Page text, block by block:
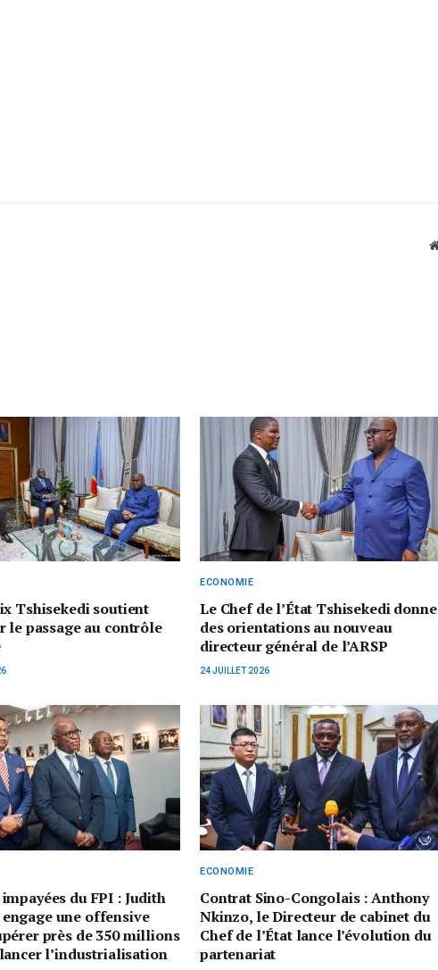
Tshisekedi soutient
le passage au contrôle
ECONOMIE
‎Le Chef de l’État Tshisekedi donne
des orientations au nouveau
directeur général de l’ARSP
24 JUILLET 2026
du FPI : Judith
une offensive
près de 350 millions
l’industrialisation
ECONOMIE
Contrat Sino-Congolais : Anthony
Nkinzo, le Directeur de cabinet du
Chef de l’État lance l’évolution du
partenariat